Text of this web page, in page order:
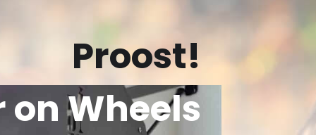
Proost!
on Wheels